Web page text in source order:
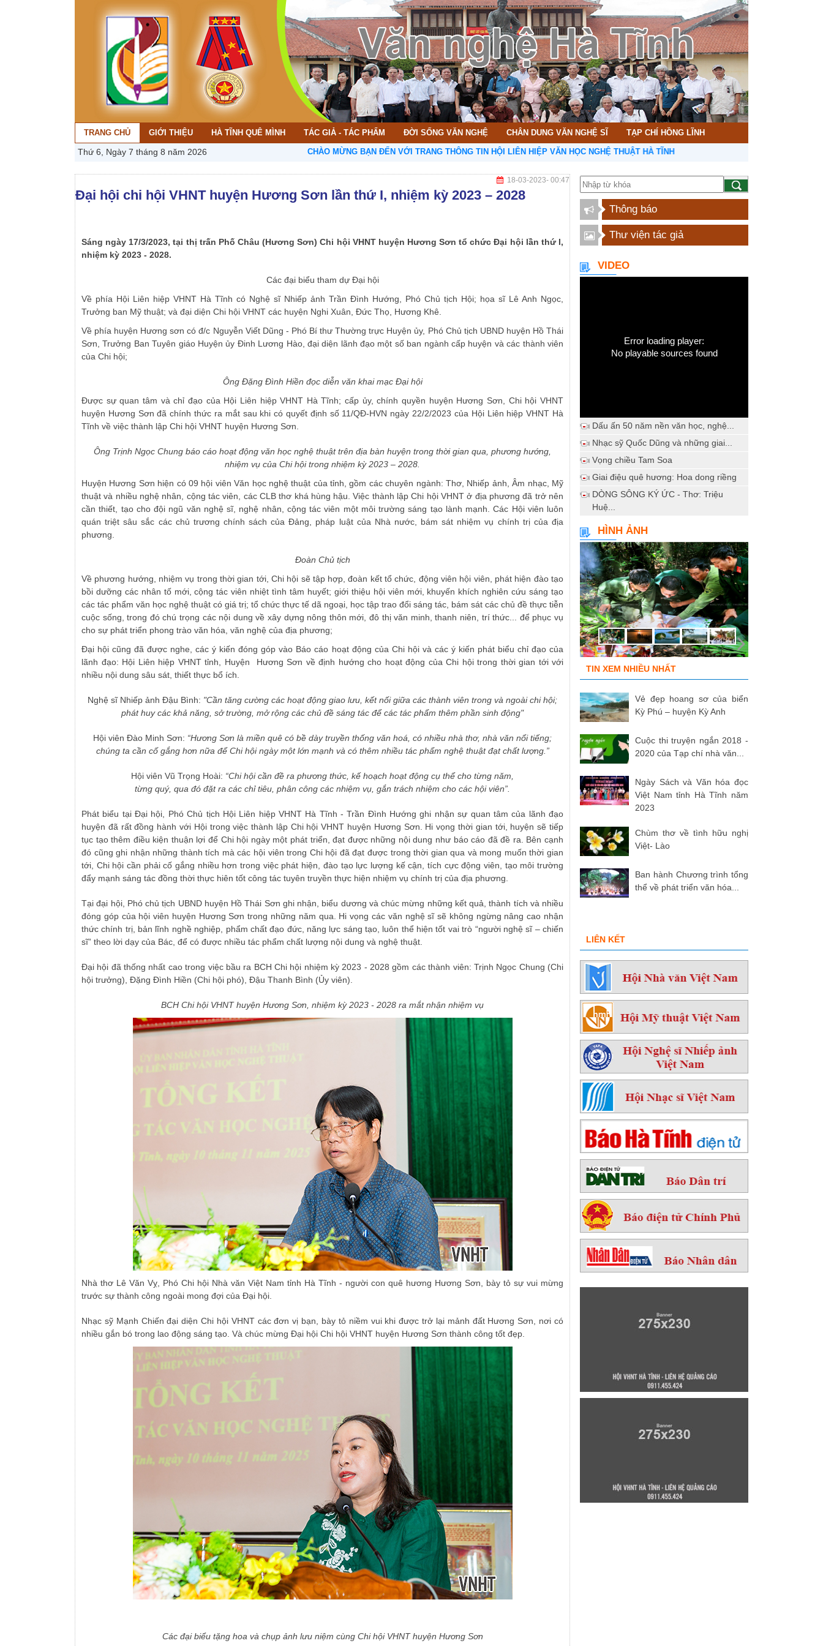
TRANG CHỦ GIỚI THIỆU HÀ TĨNH QUÊ MÌNH TÁC GIẢ - TÁC PHẨM ĐỜI SỐNG VĂN NGHỆ CHÂN DUNG VĂN NGHỆ SĨ TẠP CHÍ HỒNG LĨNH
Thứ 6, Ngày 7 tháng 8 năm 2026 CHÀO MỪNG BẠN ĐẾN VỚI TRANG THÔNG TIN HỘI LIÊN HIỆP VĂN HỌC NGHỆ THUẬT HÀ TĨNH
18-03-2023- 00:47
Đại hội chi hội VHNT huyện Hương Sơn lần thứ I, nhiệm kỳ 2023 – 2028
Sáng ngày 17/3/2023, tại thị trấn Phố Châu (Hương Sơn) Chi hội VHNT huyện Hương Sơn tổ chức Đại hội lần thứ I,
nhiệm kỳ 2023 - 2028.
Các đại biểu tham dự Đại hội
Về phía Hội Liên hiệp VHNT Hà Tĩnh có Nghệ sĩ Nhiếp ảnh Trần Đình Hướng, Phó Chủ tịch Hội; họa sĩ Lê Anh Ngọc,
Trưởng ban Mỹ thuật; và đại diện Chi hội VHNT các huyện Nghi Xuân, Đức Thọ, Hương Khê.
Về phía huyện Hương sơn có đ/c Nguyễn Viết Dũng - Phó Bí thư Thường trực Huyện ủy, Phó Chủ tịch UBND huyện Hồ Thái
Sơn, Trưởng Ban Tuyên giáo Huyện ủy Đinh Lương Hào, đại diện lãnh đạo một số ban ngành cấp huyện và các thành viên
của Chi hội;
Ông Đặng Đình Hiền đọc diễn văn khai mạc Đại hội
Được sự quan tâm và chỉ đạo của Hội Liên hiệp VHNT Hà Tĩnh; cấp ủy, chính quyền huyện Hương Sơn, Chi hội VHNT
huyện Hương Sơn đã chính thức ra mắt sau khi có quyết định số 11/QĐ-HVN ngày 22/2/2023 của Hội Liên hiệp VHNT Hà
Tĩnh về việc thành lập Chi hội VHNT huyện Hương Sơn.
Ông Trịnh Ngọc Chung báo cáo hoạt động văn học nghệ thuật trên địa bàn huyện trong thời gian qua, phương hướng,
nhiệm vụ của Chi hội trong nhiệm kỳ 2023 – 2028.
Huyện Hương Sơn hiện có 09 hội viên Văn học nghệ thuật của tỉnh, gồm các chuyên ngành: Thơ, Nhiếp ảnh, Âm nhạc, Mỹ
thuật và nhiều nghệ nhân, cộng tác viên, các CLB thơ khá hùng hậu. Việc thành lập Chi hội VHNT ở địa phương đã trở nên
cần thiết, tạo cho đội ngũ văn nghệ sĩ, nghệ nhân, cộng tác viên một môi trường sáng tạo lành mạnh. Các Hội viên luôn
quán triệt sâu sắc các chủ trương chính sách của Đảng, pháp luật của Nhà nước, bám sát nhiệm vụ chính trị của địa
phương.
Đoàn Chủ tịch
Về phương hướng, nhiệm vụ trong thời gian tới, Chi hội sẽ tập hợp, đoàn kết tổ chức, động viên hội viên, phát hiện đào tạo
bồi dưỡng các nhân tố mới, cộng tác viên nhiệt tình tâm huyết; giới thiệu hội viên mới, khuyến khích nghiên cứu sáng tạo
các tác phẩm văn học nghệ thuật có giá trị; tổ chức thực tế dã ngoại, học tập trao đổi sáng tác, bám sát các chủ đề thực tiễn
cuộc sống, trong đó chú trọng các nội dung về xây dựng nông thôn mới, đô thị văn minh, thanh niên, trí thức... để phục vụ
cho sự phát triển phong trào văn hóa, văn nghệ của địa phương;
Đại hội cũng đã được nghe, các ý kiến đóng góp vào Báo cáo hoạt động của Chi hội và các ý kiến phát biểu chỉ đạo của
lãnh đạo: Hội Liên hiệp VHNT tỉnh, Huyện Hương Sơn về định hướng cho hoạt động của Chi hội trong thời gian tới với
nhiều nội dung sâu sát, thiết thực bổ ích.
Nghệ sĩ Nhiếp ảnh Đậu Bình: "Cần tăng cường các hoạt động giao lưu, kết nối giữa các thành viên trong và ngoài chi hội;
phát huy các khả năng, sở trường, mở rộng các chủ đề sáng tác để các tác phẩm thêm phần sinh động"
Hội viên Đào Minh Sơn: “Hương Sơn là miền quê có bề dày truyền thống văn hoá, có nhiều nhà thơ, nhà văn nổi tiếng;
chúng ta cần cố gắng hơn nữa để Chi hội ngày một lớn mạnh và có thêm nhiều tác phẩm nghệ thuật đạt chất lượng.”
Hội viên Vũ Trọng Hoài: “Chi hội cần đề ra phương thức, kế hoạch hoạt động cụ thể cho từng năm,
từng quý, qua đó đặt ra các chỉ tiêu, phân công các nhiệm vụ, gắn trách nhiệm cho các hội viên”.
Phát biểu tại Đại hội, Phó Chủ tịch Hội Liên hiệp VHNT Hà Tĩnh - Trần Đình Hướng ghi nhận sự quan tâm của lãnh đạo
huyện đã rất đồng hành với Hội trong việc thành lập Chi hội VHNT huyện Hương Sơn. Hi vọng thời gian tới, huyện sẽ tiếp
tục tạo thêm điều kiện thuận lợi để Chi hội ngày một phát triển, đạt được những nội dung như báo cáo đã đề ra. Bên cạnh
đó cũng ghi nhận những thành tích mà các hội viên trong Chi hội đã đạt được trong thời gian qua và mong muốn thời gian
tới, Chi hội cần phải cố gắng nhiều hơn trong việc phát hiện, đào tạo lực lượng kế cận, tích cực động viên, tạo môi trường
đẩy mạnh sáng tác đồng thời thực hiên tốt công tác tuyên truyền thực hiện nhiệm vụ chính trị của địa phương.
Tại đại hội, Phó chủ tịch UBND huyện Hồ Thái Sơn ghi nhận, biểu dương và chúc mừng những kết quả, thành tích và nhiều
đóng góp của hội viên huyện Hương Sơn trong những năm qua. Hi vọng các văn nghệ sĩ sẽ không ngừng nâng cao nhận
thức chính trị, bản lĩnh nghề nghiệp, phẩm chất đạo đức, năng lực sáng tạo, luôn thể hiện tốt vai trò “người nghệ sĩ – chiến
sĩ” theo lời dạy của Bác, để có được nhiều tác phẩm chất lượng nội dung và nghệ thuật.
Đại hội đã thống nhất cao trong việc bầu ra BCH Chi hội nhiệm kỳ 2023 - 2028 gồm các thành viên: Trịnh Ngọc Chung (Chi
hội trưởng), Đặng Đình Hiền (Chi hội phó), Đậu Thanh Bình (Ủy viên).
BCH Chi hội VHNT huyện Hương Sơn, nhiệm kỳ 2023 - 2028 ra mắt nhận nhiệm vụ
Nhà thơ Lê Văn Vỵ, Phó Chi hội Nhà văn Việt Nam tỉnh Hà Tĩnh - người con quê hương Hương Sơn, bày tỏ sự vui mừng
trước sự thành công ngoài mong đợi của Đại hội.
Nhạc sỹ Mạnh Chiến đại diện Chi hội VHNT các đơn vị bạn, bày tỏ niềm vui khi được trở lại mảnh đất Hương Sơn, nơi có
nhiều gắn bó trong lao động sáng tạo. Và chúc mừng Đại hội Chi hội VHNT huyện Hương Sơn thành công tốt đẹp.
Các đại biểu tặng hoa và chụp ảnh lưu niệm cùng Chi hội VHNT huyện Hương Sơn
Thông báo
Thư viện tác giả
VIDEO
Error loading player:
No playable sources found
Dấu ấn 50 năm nền văn học, nghệ...
Nhạc sỹ Quốc Dũng và những giai...
Vọng chiều Tam Soa
Giai điệu quê hương: Hoa dong riềng
DÒNG SÔNG KÝ ỨC - Thơ: Triệu
Huệ...
HÌNH ẢNH
TIN XEM NHIỀU NHẤT
Vẻ đẹp hoang sơ của biển
Kỳ Phú – huyện Kỳ Anh
Cuộc thi truyện ngắn 2018 -
2020 của Tạp chí nhà văn...
Ngày Sách và Văn hóa đọc
Việt Nam tỉnh Hà Tĩnh năm
2023
Chùm thơ về tình hữu nghị
Việt- Lào
Ban hành Chương trình tổng
thể về phát triển văn hóa...
LIÊN KẾT